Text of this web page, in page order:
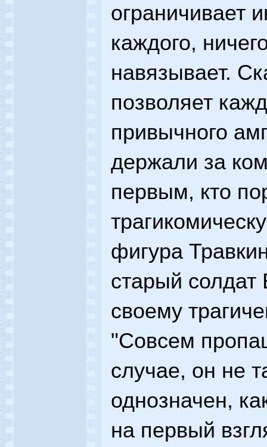
ограничивает
каждого,
навязывает.
позволяет
привычного
держали за
первым, кто
фигура
старый солдат
своему
"Совсем
случае, он не
однозначен,
на первый